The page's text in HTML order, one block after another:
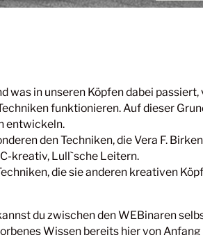
was in unseren Köpfen dabei
funktionieren. Auf dieser
entwickeln.
den Techniken, die Vera F.
kreativ, Lull`sche Leitern.
die sie anderen kreativen
du zwischen den WEBinaren
Wissen bereits hier von Anfang